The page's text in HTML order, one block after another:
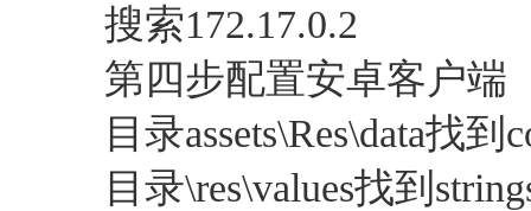
搜索172.17.0.2
第四步配置安卓客户端
目录assets\Res\data找
目录\res\values找到